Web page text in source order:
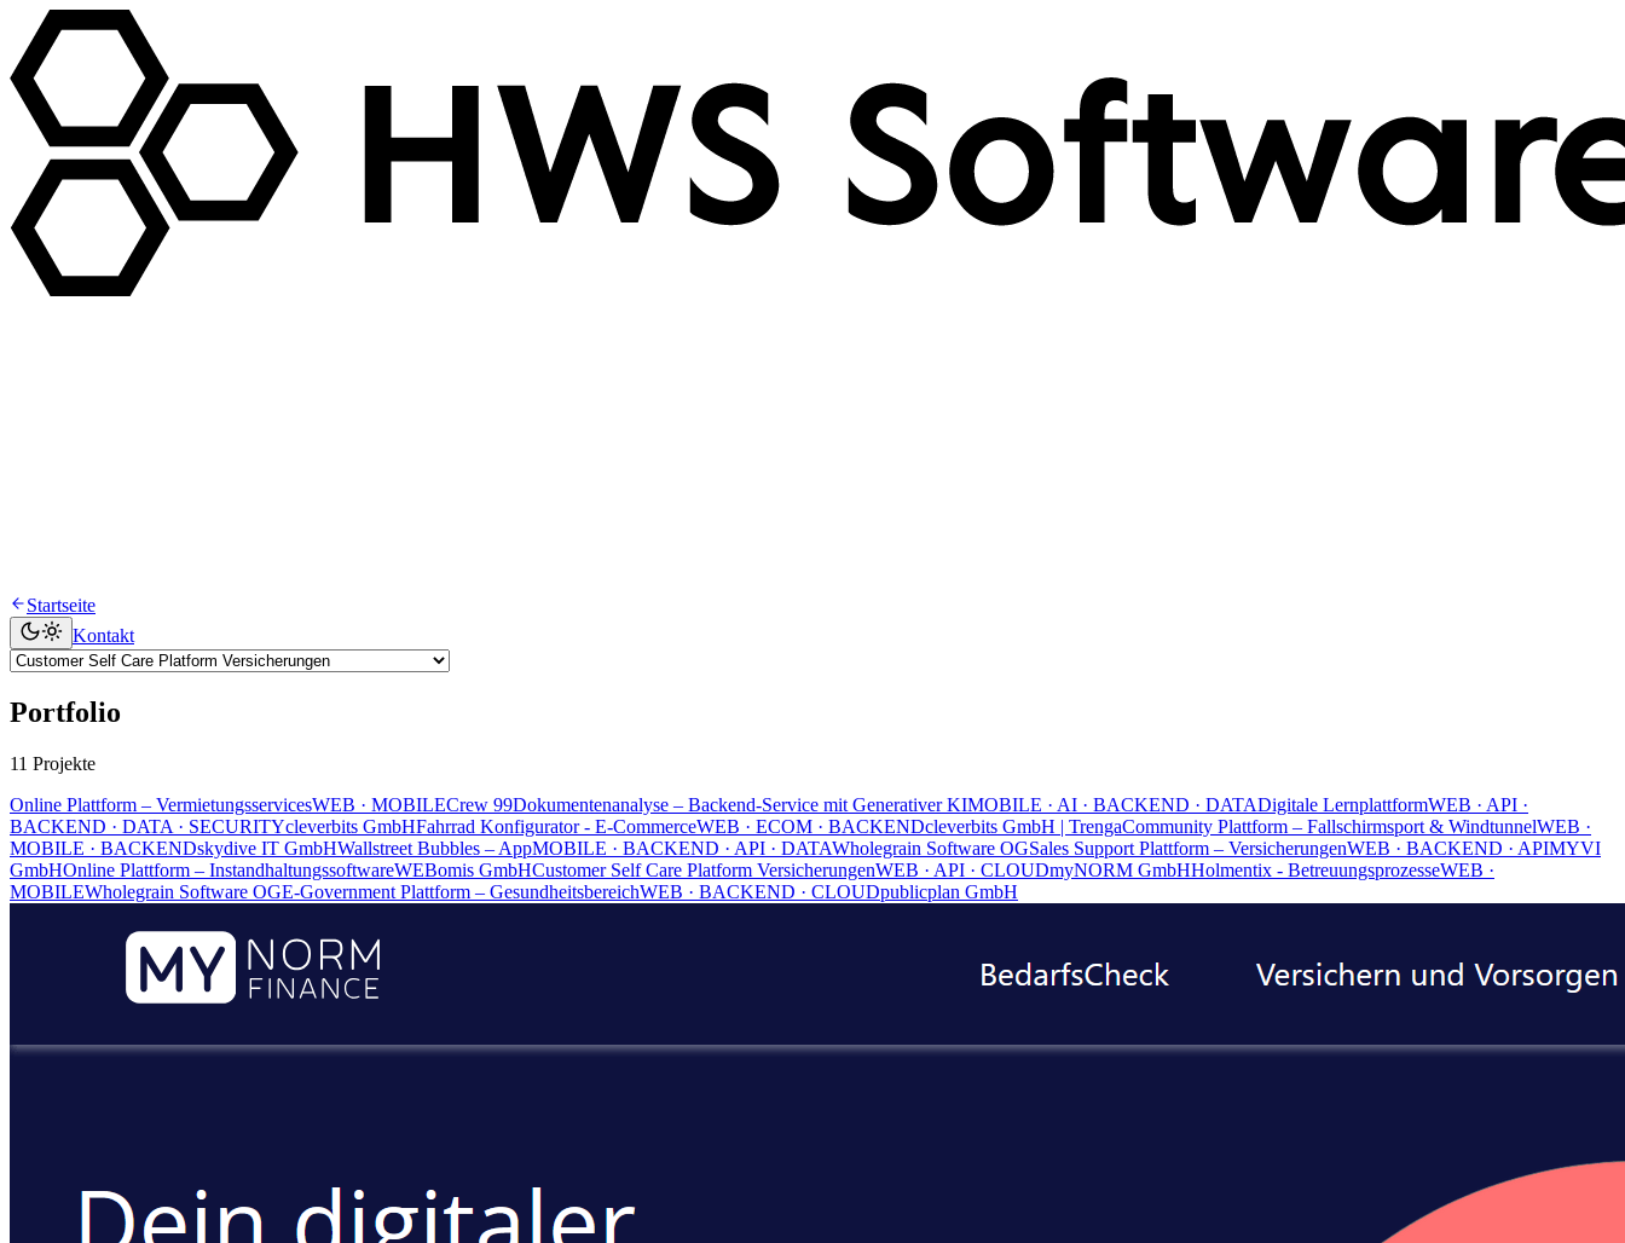
Startseite
Kontakt
Portfolio
11 Projekte
Online Plattform – VermietungsservicesWEB · MOBILECrew 99Dokumentenanalyse – Backend-Service mit Generativer KIMOBILE · AI · BACKEND · DATADigitale LernplattformWEB · API ·
BACKEND · DATA · SECURITYcleverbits GmbHFahrrad Konfigurator - E-CommerceWEB · ECOM · BACKENDcleverbits GmbH | TrengaCommunity Plattform – Fallschirmsport & WindtunnelWEB ·
MOBILE · BACKENDskydive IT GmbHWallstreet Bubbles – AppMOBILE · BACKEND · API · DATAWholegrain Software OGSales Support Plattform – VersicherungenWEB · BACKEND · APIMYVI
GmbHOnline Plattform – InstandhaltungssoftwareWEBomis GmbHCustomer Self Care Platform VersicherungenWEB · API · CLOUDmyNORM GmbHHolmentix - BetreuungsprozesseWEB ·
MOBILEWholegrain Software OGE-Government Plattform – GesundheitsbereichWEB · BACKEND · CLOUDpublicplan GmbH